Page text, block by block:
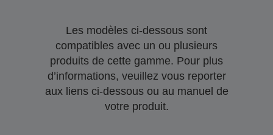
Les modèles ci-dessous sont
compatibles avec un ou plusieurs
produits de cette gamme. Pour plus
d’informations, veuillez vous reporter
aux liens ci-dessous ou au manuel de
votre produit.